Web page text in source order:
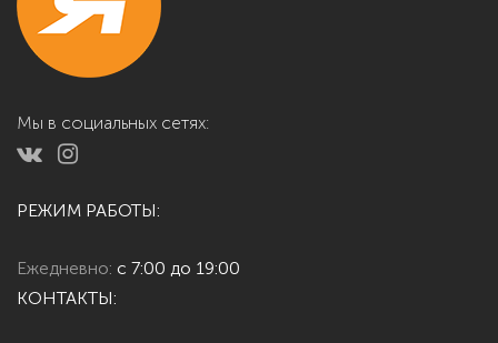
Мы в социальных сетях:
РЕЖИМ РАБОТЫ:
Ежедневно: с 7:00 до 19:00
КОНТАКТЫ: